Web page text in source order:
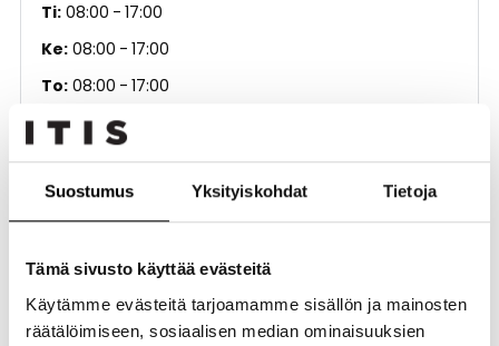
Suostumus Yksityiskohdat Tietoja
Tämä sivusto käyttää evästeitä
Käytämme evästeitä tarjoamamme sisällön ja mainosten
räätälöimiseen, sosiaalisen median ominaisuuksien
Ti 08:00
17:00
Ke 08:00
17:00
To 08:00
17:00
Pe
08:00
La Suljettu
Su Suljettu
Muut palvelut
Kerros 4. kerros